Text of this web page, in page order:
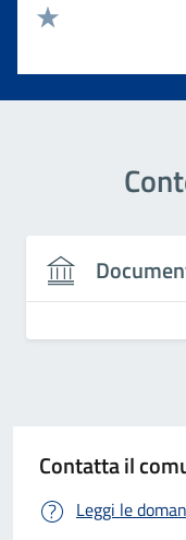
Valuta 2 stelle su 5
Contatta il
Leggi le